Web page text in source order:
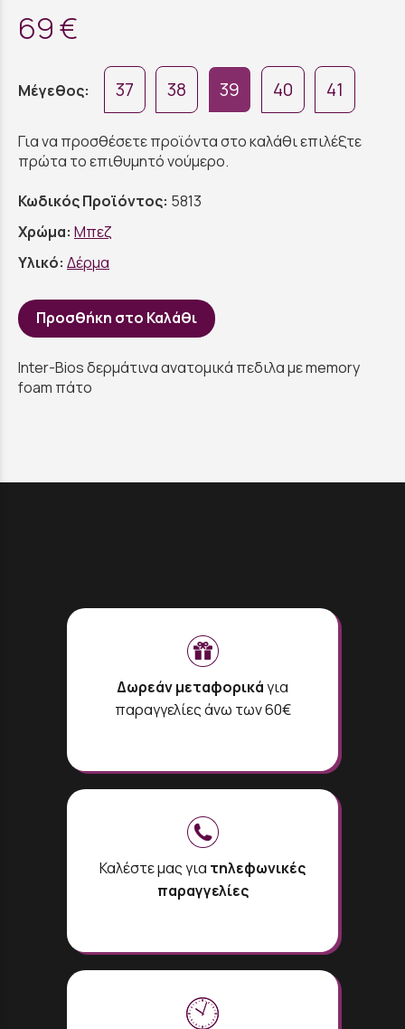
69 €
Μέγεθος: 37 38 39 40 41
Για να προσθέσετε προϊόντα στο καλάθι επιλέξτε
πρώτα το επιθυμητό νούμερο.
Κωδικός Προϊόντος: 5813
Χρώμα: Μπεζ
Υλικό: Δέρμα
Προσθήκη στο Καλάθι
Inter-Bios δερμάτινα ανατομικά πεδιλα με memory
foam πάτο
Δωρεάν μεταφορικάγια
παραγγελίες άνω των 60€
Καλέστε μας για τηλεφωνικές
παραγγελίες